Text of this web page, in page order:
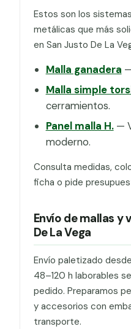
Estos son los
metálicas que más
en San Justo De La
Malla ganadera
Malla simple
cerramientos.
Panel malla H.—
moderno.
Consulta medidas,
ficha o pide
Envío de mallas y
De La Vega
Envío paletizado
48–120 h laborables
pedido. Preparamos
y accesorios con
transporte.